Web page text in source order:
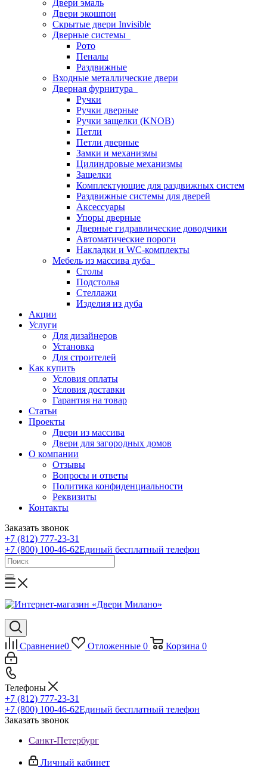
Двери эмаль
Двери экошпон
Скрытые двери Invisible
Дверные системы
Рото
Пеналы
Раздвижные
Входные металлические двери
Дверная фурнитура
Ручки
Ручки дверные
Ручки защелки (KNOB)
Петли
Петли дверные
Замки и механизмы
Цилиндровые механизмы
Защелки
Комплектующие для раздвижных систем
Раздвижные системы для дверей
Аксессуары
Упоры дверные
Дверные гидравлические доводчики
Автоматические пороги
Накладки и WC-комплекты
Мебель из массива дуба
Столы
Подстолья
Стеллажи
Изделия из дуба
Акции
Услуги
Для дизайнеров
Установка
Для строителей
Как купить
Условия оплаты
Условия доставки
Гарантия на товар
Статьи
Проекты
Двери из массива
Двери для загородных домов
О компании
Отзывы
Вопросы и ответы
Политика конфиденциальности
Реквизиты
Контакты
Заказать звонок
+7 (812) 777-23-31
+7 (800) 100-46-62Единый бесплатный телефон
Сравнение0 Отложенные 0 Корзина 0
Телефоны
+7 (812) 777-23-31
+7 (800) 100-46-62Единый бесплатный телефон
Заказать звонок
Санкт-Петербург
Личный кабинет